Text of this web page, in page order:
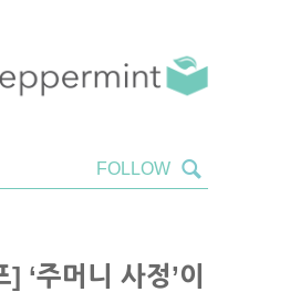
‘주머니 사정’이